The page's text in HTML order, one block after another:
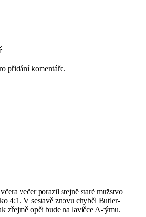
přidání komentáře.
večer porazil stejně staré mužstvo
4:1. V sestavě znovu chyběl Butler-
zřejmě opět bude na lavičce A-týmu.